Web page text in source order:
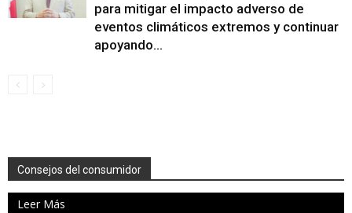
para mitigar el impacto adverso de
eventos climáticos extremos y continuar
apoyando...
Consejos del consumidor
Leer Más